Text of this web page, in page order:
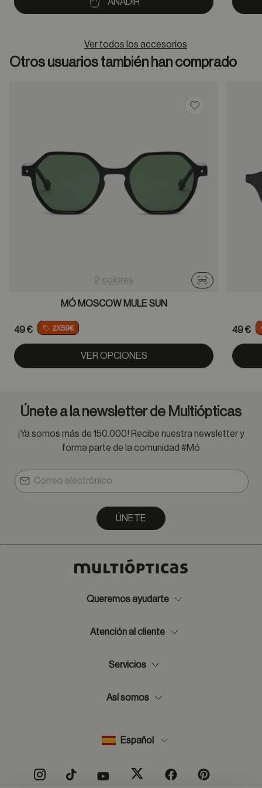
AÑADIR
Ver todos los accesorios
Otros usuarios también han comprado
Guardar en
2 colores
Probador
MÓ MOSCOW MULE SUN
49 € 2X59€
VER OPCIONES
49 €
Únete a la newsletter de Multiópticas
¡Ya somos más de 150.000! Recibe nuestra newsletter y
forma parte de la comunidad #Mó
ÚNETE
Queremos ayudarte
Atención al cliente
Servicios
Así somos
Español